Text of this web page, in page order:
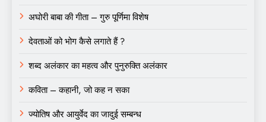
अघोरी बाबा की गीता – गुरु पूर्णिमा विशेष
देवताओं को भोग कैसे लगाते हैं ?
शब्द अलंकार का महत्व और पुनुरुक्ति अलंकार
कविता – कहानी, जो कह न सका
ज्योतिष और आयुर्वेद का जादुई सम्बन्ध